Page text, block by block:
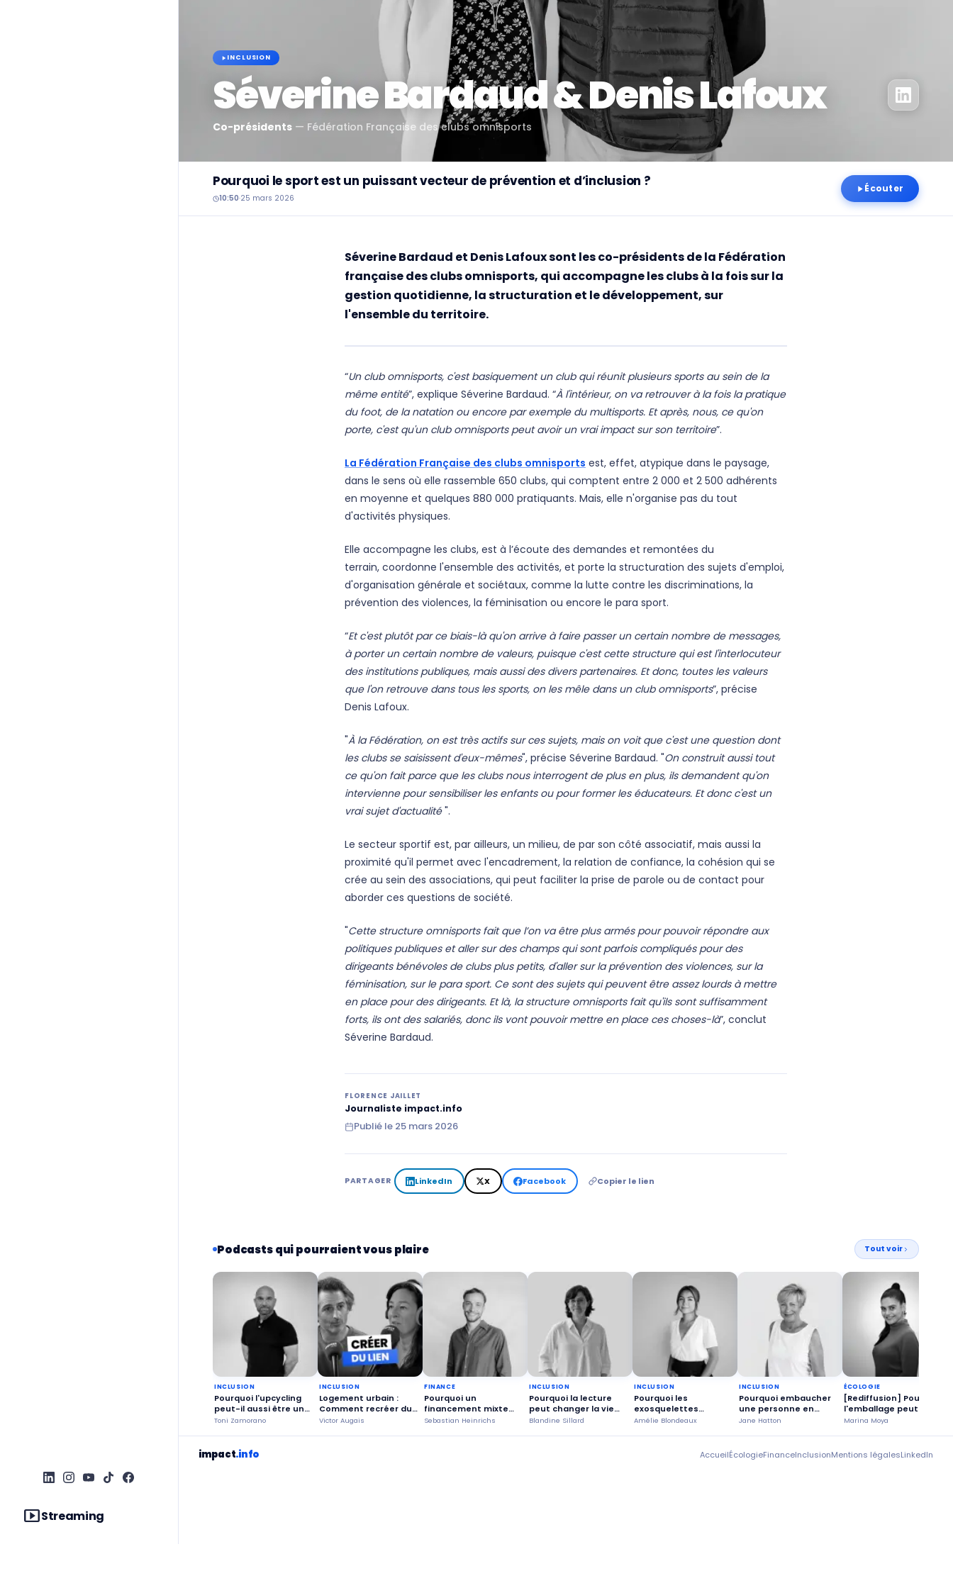
smart_displayStreaming
INCLUSION
Séverine Bardaud & Denis Lafoux
Co-présidents — Fédération Française des clubs omnisports
Pourquoi le sport est un puissant vecteur de prévention et d’inclusion ?
10:50·25 mars 2026
Écouter
Séverine Bardaud et Denis Lafoux sont les co-présidents de la Fédération
française des clubs omnisports, qui accompagne les clubs à la fois sur la
gestion quotidienne, la structuration et le développement, sur
l'ensemble du territoire.
“Un club omnisports, c'est basiquement un club qui réunit plusieurs sports au sein de la
même entité”, explique Séverine Bardaud. “À l'intérieur, on va retrouver à la fois la pratique
du foot, de la natation ou encore par exemple du multisports. Et après, nous, ce qu'on
porte, c'est qu'un club omnisports peut avoir un vrai impact sur son territoire”.
La Fédération Française des clubs omnisports est, effet, atypique dans le paysage,
dans le sens où elle rassemble 650 clubs, qui comptent entre 2 000 et 2 500 adhérents
en moyenne et quelques 880 000 pratiquants. Mais, elle n'organise pas du tout
d'activités physiques.
Elle accompagne les clubs, est à l’écoute des demandes et remontées du
terrain, coordonne l'ensemble des activités, et porte la structuration des sujets d'emploi,
d'organisation générale et sociétaux, comme la lutte contre les discriminations, la
prévention des violences, la féminisation ou encore le para sport.
“Et c'est plutôt par ce biais-là qu'on arrive à faire passer un certain nombre de messages,
à porter un certain nombre de valeurs, puisque c'est cette structure qui est l'interlocuteur
des institutions publiques, mais aussi des divers partenaires. Et donc, toutes les valeurs
que l'on retrouve dans tous les sports, on les mêle dans un club omnisports”, précise
Denis Lafoux.
"À la Fédération, on est très actifs sur ces sujets, mais on voit que c'est une question dont
les clubs se saisissent d'eux-mêmes", précise Séverine Bardaud. "On construit aussi tout
ce qu'on fait parce que les clubs nous interrogent de plus en plus, ils demandent qu'on
intervienne pour sensibiliser les enfants ou pour former les éducateurs. Et donc c'est un
vrai sujet d'actualité".
Le secteur sportif est, par ailleurs, un milieu, de par son côté associatif, mais aussi la
proximité qu'il permet avec l'encadrement, la relation de confiance, la cohésion qui se
crée au sein des associations, qui peut faciliter la prise de parole ou de contact pour
aborder ces questions de société.
"Cette structure omnisports fait que l’on va être plus armés pour pouvoir répondre aux
politiques publiques et aller sur des champs qui sont parfois compliqués pour des
dirigeants bénévoles de clubs plus petits, d'aller sur la prévention des violences, sur la
féminisation, sur le para sport. Ce sont des sujets qui peuvent être assez lourds à mettre
en place pour des dirigeants. Et là, la structure omnisports fait qu'ils sont suffisamment
forts, ils ont des salariés, donc ils vont pouvoir mettre en place ces choses-là”, conclut
Séverine Bardaud.
FLORENCE JAILLET
Journaliste impact.info
Publié le 25 mars 2026
PARTAGER LinkedIn X Facebook Copier le lien
Podcasts qui pourraient vous plaire Tout voir
INCLUSION
Pourquoi l'upcycling
peut-il aussi être un
outil d'insertion
Toni Zamorano
INCLUSION
Logement urbain :
Comment recréer du
lien social grâce à
Victor Augais
FINANCE
Pourquoi un
financement mixte
public et privé est-il
Sebastian Heinrichs
INCLUSION
Pourquoi la lecture
peut changer la vie
des seniors ?
Blandine Sillard
INCLUSION
Pourquoi les
exosquelettes
peuvent améliorer nos
Amélie Blondeaux
INCLUSION
Pourquoi embaucher
une personne en
situation de
Jane Hatton
ÉCOLOGIE
[Rediffusion] Pourquoi
l'emballage peut-il
devenir un outil
Marina Moya
impact.info AccueilÉcologieFinanceInclusionMentions légalesLinkedIn